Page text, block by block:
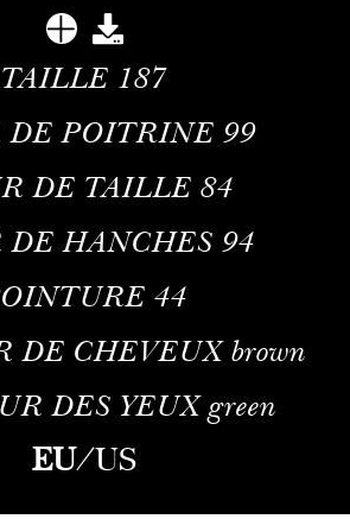
TAILLE 187
DE POITRINE 99
DE TAILLE 84
DE HANCHES 94
44
DE CHEVEUXbrown
DES YEUXgreen
EU/US